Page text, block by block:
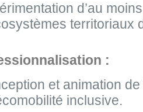
d’au
territoriaux
:
et animation
inclusive.